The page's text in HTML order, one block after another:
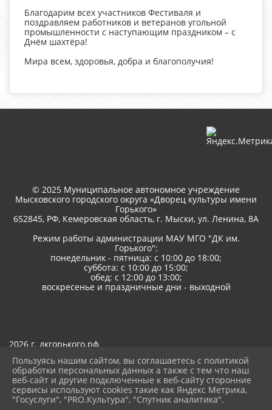
Благодарим всех участников Фестиваля и
поздравляем работников и ветеранов угольной
промышленности с наступающим праздником – с
Днём шахтёра!
Мира всем, здоровья, добра и благополучия!
© 2025 Муниципальное автономное учреждение
Мысковского городского округа «Дворец культуры имени
Горького»
652845, РФ, Кемеровская область, г. Мыски, ул. Ленина, 8A
Режим работы администрации МАУ МГО "ДК им.
Горького":
понедельник - пятница: с 10:00 до 18:00;
суббота: с 10:00 до 15:00;
обед: с 12:00 до 13:00;
воскресенье и праздничные дни - выходной
2026 г. дкгорького.рф
Карта сайта
Политика обработки персональных данных
Сделано на KubCMS
Разработка и поддержка
Пользуясь нашим сайтом, вы соглашаетесь с политикой
обработки персональных данных а также с тем что наш
веб-сайт и другие подключенные к веб-сайту сторонние
сервисы используют cookies такие как Яндекс Метрика,
"Госуслуги", "PRO.Культура", "Спутник аналитика".